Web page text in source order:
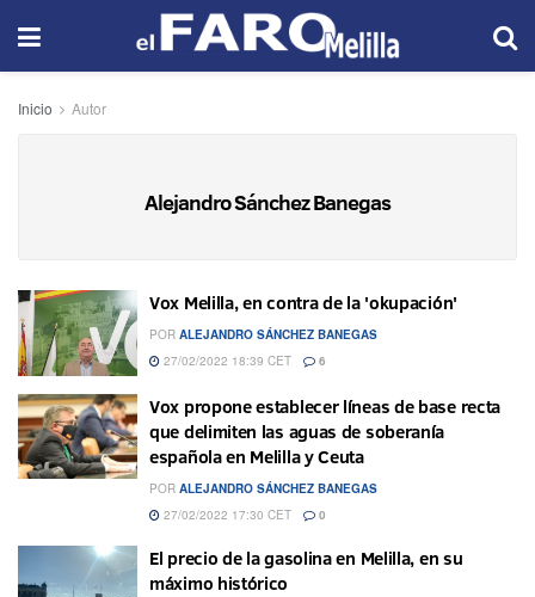
Inicio Autor
Alejandro Sánchez Banegas
Vox Melilla, en contra de la 'okupación'
POR ALEJANDRO SÁNCHEZ BANEGAS
27/02/2022 18:39 CET
6
Vox propone establecer líneas de base recta
que delimiten las aguas de soberanía
española en Melilla y Ceuta
POR ALEJANDRO SÁNCHEZ BANEGAS
27/02/2022 17:30 CET
0
El precio de la gasolina en Melilla, en su
máximo histórico